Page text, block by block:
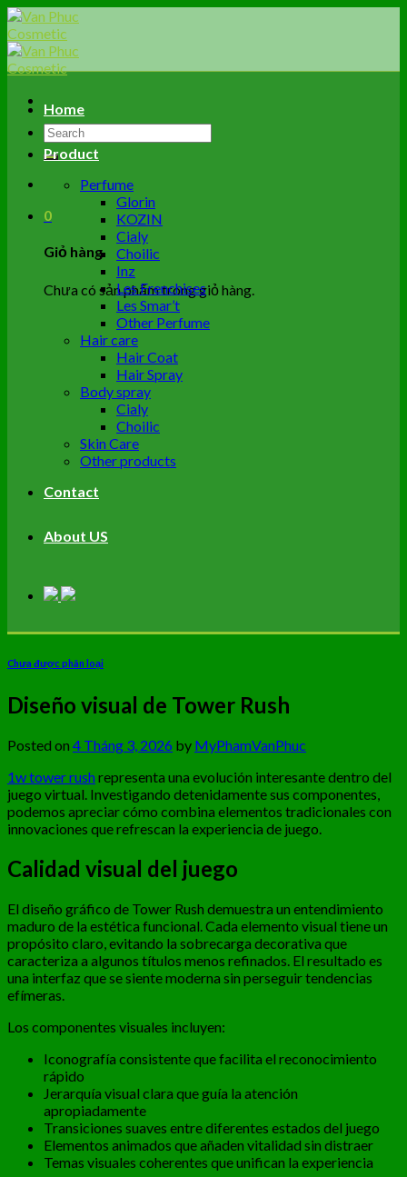
Skip
to
content
Tìm
kiếm:
0
Giỏ hàng
Chưa có sản phẩm trong giỏ hàng.
Home
Product
Perfume
Glorin
KOZIN
Cialy
Choilic
Inz
Les Frenchises
Les Smar’t
Other Perfume
Hair care
Hair Coat
Hair Spray
Body spray
Cialy
Choilic
Skin Care
Other products
Contact
About US
Chưa được phân loại
Diseño visual de Tower Rush
Posted on 4 Tháng 3, 2026 by MyPhamVanPhuc
1w tower rushrepresenta una evolución interesante dentro del
juego virtual. Investigando detenidamente sus componentes,
podemos apreciar cómo combina elementos tradicionales con
innovaciones que refrescan la experiencia de juego.
Calidad visual del juego
El diseño gráfico de Tower Rush demuestra un entendimiento
maduro de la estética funcional. Cada elemento visual tiene un
propósito claro, evitando la sobrecarga decorativa que
caracteriza a algunos títulos menos refinados. El resultado es
una interfaz que se siente moderna sin perseguir tendencias
efímeras.
Los componentes visuales incluyen:
Iconografía consistente que facilita el reconocimiento
rápido
Jerarquía visual clara que guía la atención
apropiadamente
Transiciones suaves entre diferentes estados del juego
Elementos animados que añaden vitalidad sin distraer
Temas visuales coherentes que unifican la experiencia